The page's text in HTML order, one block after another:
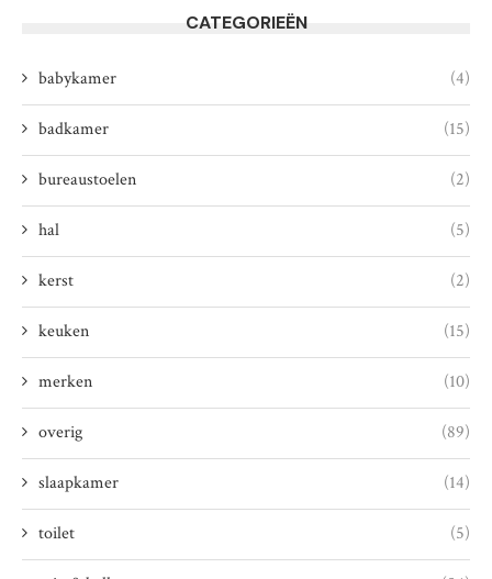
CATEGORIEËN
babykamer (4)
badkamer (15)
bureaustoelen (2)
hal (5)
kerst (2)
keuken (15)
merken (10)
overig (89)
slaapkamer (14)
toilet (5)